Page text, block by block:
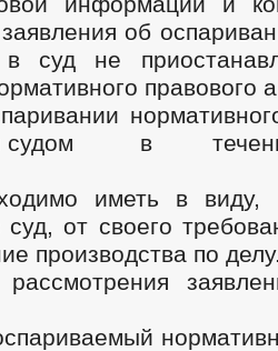
об
в суд не
правового
судом в
иметь в виду,
от своего
производства по